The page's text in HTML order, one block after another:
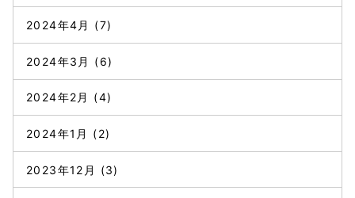
2024年4月 (7)
2024年3月 (6)
2024年2月 (4)
2024年1月 (2)
2023年12月 (3)